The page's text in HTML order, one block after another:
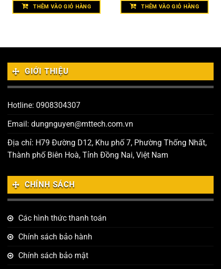
THÊM VÀO GIỎ HÀNG THÊM VÀO GIỎ HÀNG
GIỚI THIỆU
Hotline: 0908304307
Email: dungnguyen@mttech.com.vn
Địa chỉ: H79 Đường D12, Khu phố 7, Phường Thống Nhất,
Thành phố Biên Hoà, Tỉnh Đồng Nai, Việt Nam
CHÍNH SÁCH
Các hình thức thanh toán
Chính sách bảo hành
Chính sách bảo mật